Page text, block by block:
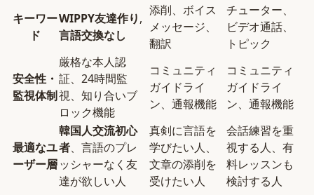
キーワー
ド
WIPPY友達作り,
言語交換なし
添削、ボイス
メッセージ、
翻訳
チューター、
ビデオ通話、
トピック
安全性・
監視体制
厳格な本人認
証、24時間監
視、知り合いブ
ロック機能
コミュニティ
ガイドライ
ン、通報機能
コミュニティ
ガイドライ
ン、通報機能
最適なユ
ーザー層
韓国人交流初心
者、言語のプレ
ッシャーなく友
達が欲しい人
真剣に言語を
学びたい人、
文章の添削を
受けたい人
会話練習を重
視する人、有
料レッスンも
検討する人